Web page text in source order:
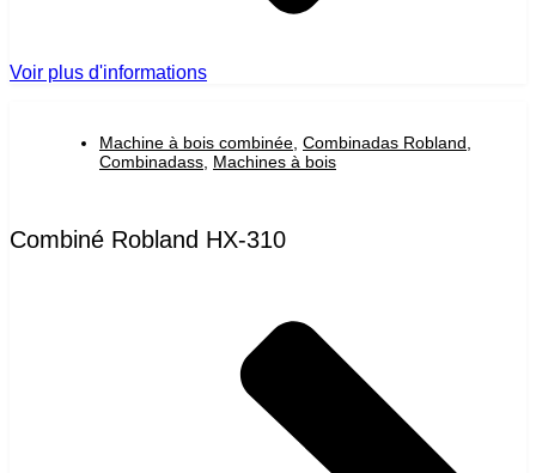
Voir plus d'informations
Machine à bois combinée Combinadas Robland
Combinadass Machines à bois
Combiné Robland HX-310